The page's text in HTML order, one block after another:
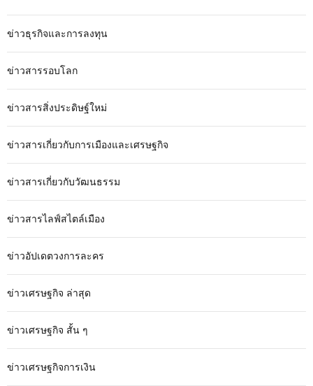
ข่าวธุรกิจและการลงทุน
ข่าวสารรอบโลก
ข่าวสารสิ่งประดิษฐ์ใหม่
ข่าวสารเกี่ยวกับการเมืองและเศรษฐกิจ
ข่าวสารเกี่ยวกับวัฒนธรรม
ข่าวสารไลฟ์สไตล์เมือง
ข่าวอัปเดตวงการละคร
ข่าวเศรษฐกิจ ล่าสุด
ข่าวเศรษฐกิจ สั้น ๆ
ข่าวเศรษฐกิจการเงิน